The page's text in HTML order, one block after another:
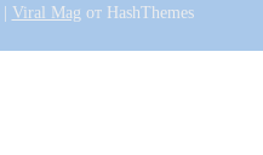
| Viral Mag от HashThemes